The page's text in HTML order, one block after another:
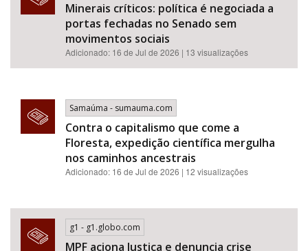
Minerais críticos: política é negociada a
portas fechadas no Senado sem
movimentos sociais
Adicionado: 16 de Jul de 2026 | 13 visualizações
Samaúma - sumauma.com
Contra o capitalismo que come a
Floresta, expedição científica mergulha
nos caminhos ancestrais
Adicionado: 16 de Jul de 2026 | 12 visualizações
g1 - g1.globo.com
MPF aciona Justiça e denuncia crise